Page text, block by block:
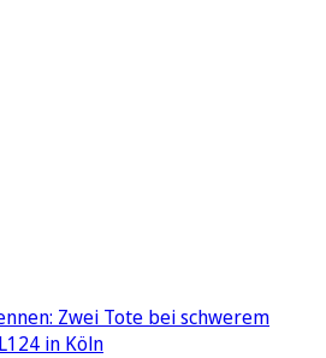
Zwei Tote bei schwerem
in Köln